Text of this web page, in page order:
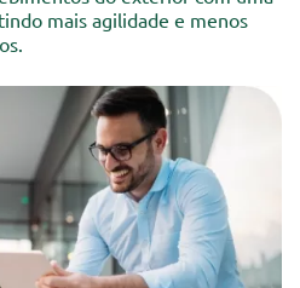
mais agilidade e menos